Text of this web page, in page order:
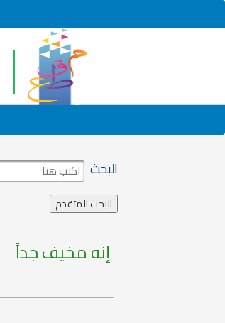
البحث
إنه مخيف جداً